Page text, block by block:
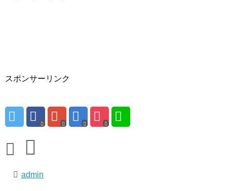
スポンサーリンク
admin